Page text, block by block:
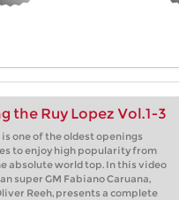
the Ruy Lopez Vol.1-3
is one of the oldest openings
to enjoy high popularity from
absolute world top. In this video
super GM Fabiano Caruana,
Reeh, presents a complete